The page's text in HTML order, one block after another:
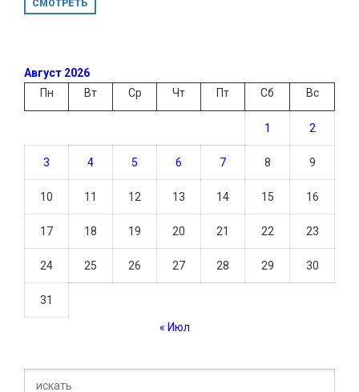
СМОТРЕТЬ
Август 2026
Пн
Вт Ср Чт Пт Сб Вс
1 2
3 4 5 6 7 8 9
10 11 12 13 14 15 16
17 18 19 20 21 22 23
24 25 26 27 28 29 30
31
« Июл